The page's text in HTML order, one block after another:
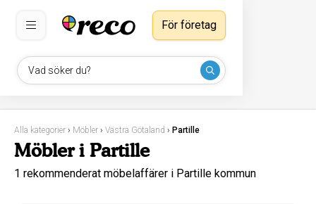
Vad söker du?
För företag
Alla kategorier › Möbler › Västra Götaland › Partille
Möbler i Partille
1 rekommenderat möbelaffärer i Partille kommun